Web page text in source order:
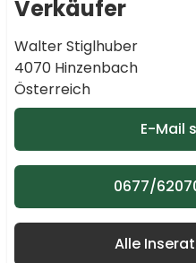
Verkäufer
Walter Stiglhuber
4070 Hinzenbach
Österreich
E-Mail
0677/
Alle